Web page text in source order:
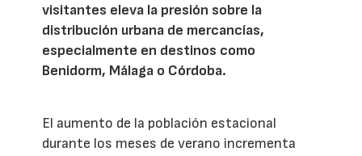
visitantes eleva la presión sobre la
distribución urbana de mercancías,
especialmente en destinos como
Benidorm, Málaga o Córdoba.
El aumento de la población estacional
durante los meses de verano incrementa